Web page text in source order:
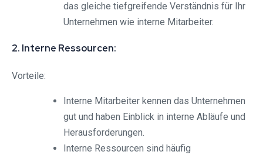
das gleiche tiefgreifende Verständnis für Ihr
Unternehmen wie interne Mitarbeiter.
2. Interne Ressourcen:
Vorteile:
Interne Mitarbeiter kennen das Unternehmen
gut und haben Einblick in interne Abläufe und
Herausforderungen.
Interne Ressourcen sind häufig